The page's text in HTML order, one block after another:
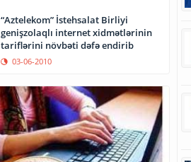
“Aztelekom” İstehsalat Birliyi
genişzolaqlı internet xidmətlərinin
tariflərini növbəti dəfə endirib
03-06-2010